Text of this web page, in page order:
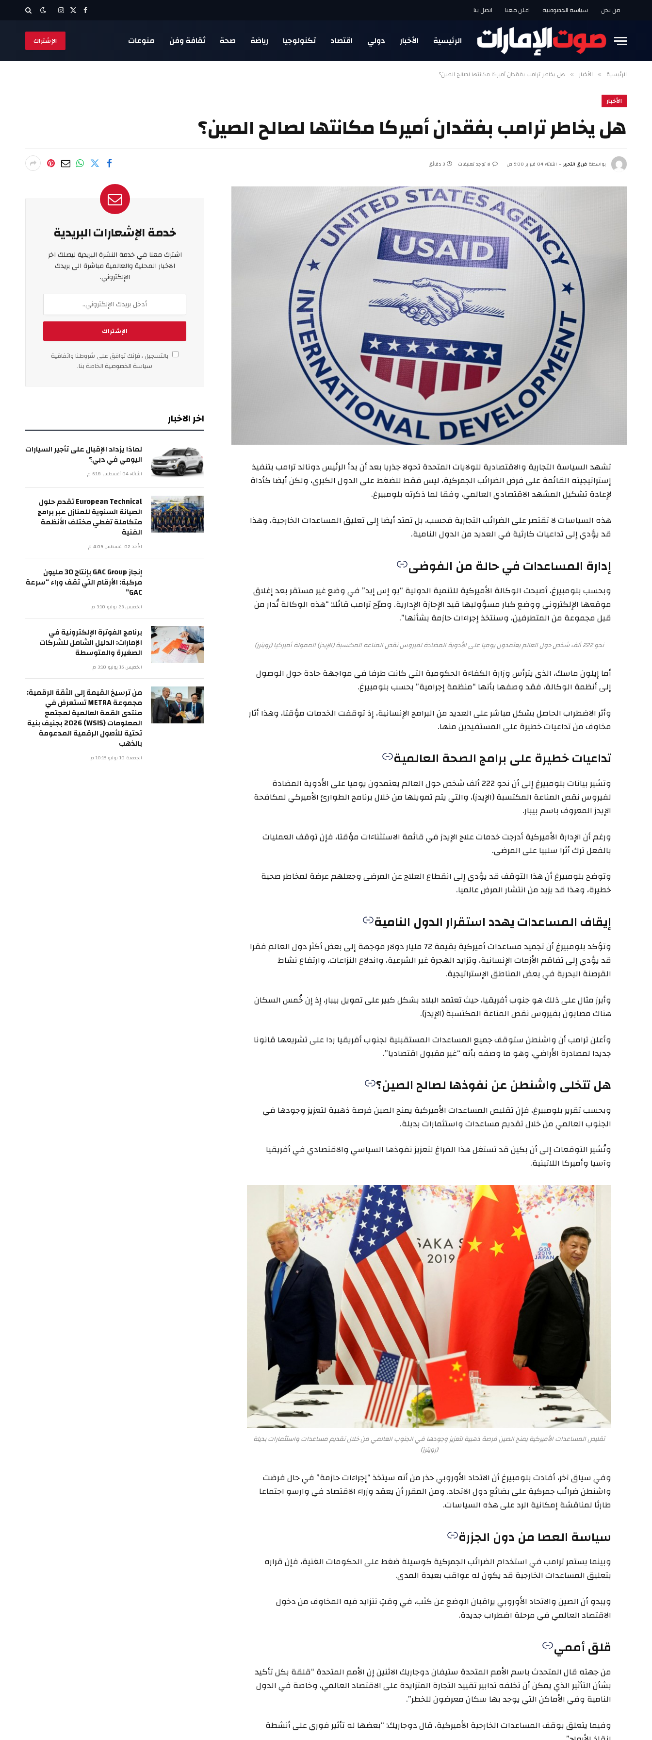
من نحن سياسة الخصوصية اعلن معنا اتصل بنا فيسبوك
X
الانستغرام
الرئيسية الأخبار دولي اقتصاد تكنولوجيا رياضة صحة ثقافة وفن منوعات الإشتراك
الرئيسية » الأخبار » هل يخاطر ترامب بفقدان أميركا مكانتها لصالح الصين؟
الأخبار
هل يخاطر ترامب بفقدان أميركا مكانتها لصالح الصين؟
بواسطة فريق التحرير الثلاثاء 04 فبراير 9:00 ص لا توجد تعليقات 3 دقائق
تشهد السياسة التجارية والاقتصادية للولايات المتحدة تحولا جذريا بعد أن بدأ الرئيس دونالد ترامب بتنفيذ
إستراتيجيته القائمة على فرض الضرائب الجمركية، ليس فقط للضغط على الدول الكبرى، ولكن أيضا كأداة
لإعادة تشكيل المشهد الاقتصادي العالمي، وفقا لما ذكرته بلومبيرغ.
هذه السياسات لا تقتصر على الضرائب التجارية فحسب، بل تمتد أيضا إلى تعليق المساعدات الخارجية، وهذا
قد يؤدي إلى تداعيات كارثية في العديد من الدول النامية.
إدارة المساعدات في حالة من الفوضى
وبحسب بلومبيرغ، أصبحت الوكالة الأميركية للتنمية الدولية “يو إس إيد” في وضع غير مستقر بعد إغلاق
موقعها الإلكتروني ووضع كبار مسؤوليها قيد الإجازة الإدارية. وصرّح ترامب قائلا: “هذه الوكالة تُدار من
قبل مجموعة من المتطرفين، وسنتخذ إجراءات حازمة بشأنها”.
نحو 222 ألف شخص حول العالم يعتمدون يوميا على الأدوية المضادة لفيروس نقص المناعة المكتسبة (الإيدز) الممولة أميركيا (رويترز)
أما إيلون ماسك، الذي يترأس وزارة الكفاءة الحكومية التي كانت طرفا في مواجهة حادة حول الوصول
إلى أنظمة الوكالة، فقد وصفها بأنها “منظمة إجرامية” بحسب بلومبيرغ.
وأثر الاضطراب الحاصل بشكل مباشر على العديد من البرامج الإنسانية، إذ توقفت الخدمات مؤقتا، وهذا أثار
مخاوف من تداعيات خطيرة على المستفيدين منها.
تداعيات خطيرة على برامج الصحة العالمية
وتشير بيانات بلومبيرغ إلى أن نحو 222 ألف شخص حول العالم يعتمدون يوميا على الأدوية المضادة
لفيروس نقص المناعة المكتسبة (الإيدز)، والتي يتم تمويلها من خلال برنامج الطوارئ الأميركي لمكافحة
الإيدز المعروف باسم بيبار.
ورغم أن الإدارة الأميركية أدرجت خدمات علاج الإيدز في قائمة الاستثناءات مؤقتا، فإن توقف العمليات
بالفعل ترك أثرا سلبيا على المرضى.
وتوضح بلومبيرغ أن هذا التوقف قد يؤدي إلى انقطاع العلاج عن المرضى وجعلهم عرضة لمخاطر صحية
خطيرة، وهذا قد يزيد من انتشار المرض عالميا.
إيقاف المساعدات يهدد استقرار الدول النامية
وتؤكد بلومبيرغ أن تجميد مساعدات أميركية بقيمة 72 مليار دولار موجهة إلى بعض أكثر دول العالم فقرا
قد يؤدي إلى تفاقم الأزمات الإنسانية، وتزايد الهجرة غير الشرعية، واندلاع النزاعات، وارتفاع نشاط
القرصنة البحرية في بعض المناطق الإستراتيجية.
وأبرز مثال على ذلك هو جنوب أفريقيا، حيث تعتمد البلاد بشكل كبير على تمويل بيبار، إذ إن خُمس السكان
هناك مصابون بفيروس نقص المناعة المكتسبة (الإيدز).
وأعلن ترامب أن واشنطن ستوقف جميع المساعدات المستقبلية لجنوب أفريقيا ردا على تشريعها قانونا
جديدا لمصادرة الأراضي، وهو ما وصفه بأنه “غير مقبول اقتصاديا”.
هل تتخلى واشنطن عن نفوذها لصالح الصين؟
وبحسب تقرير بلومبيرغ، فإن تقليص المساعدات الأميركية يمنح الصين فرصة ذهبية لتعزيز وجودها في
الجنوب العالمي من خلال تقديم مساعدات واستثمارات بديلة.
وتُشير التوقعات إلى أن بكين قد تستغل هذا الفراغ لتعزيز نفوذها السياسي والاقتصادي في أفريقيا
وآسيا وأميركا اللاتينية.
تقليص المساعدات الأميركية يمنح الصين فرصة ذهبية لتعزيز وجودها في الجنوب العالمي من خلال تقديم مساعدات واستثمارات بديلة
(رويترز)
وفي سياق آخر، أفادت بلومبيرغ أن الاتحاد الأوروبي حذر من أنه سيتخذ “إجراءات حازمة” في حال فرضت
واشنطن ضرائب جمركية على بضائع دول الاتحاد. ومن المقرر أن يعقد وزراء الاقتصاد في وارسو اجتماعا
طارئا لمناقشة إمكانية الرد على هذه السياسات.
سياسة العصا من دون الجزرة
وبينما يستمر ترامب في استخدام الضرائب الجمركية كوسيلة ضغط على الحكومات الغنية، فإن قراره
بتعليق المساعدات الخارجية قد يكون له عواقب بعيدة المدى.
ويبدو أن الصين والاتحاد الأوروبي يراقبان الوضع عن كثب، في وقتٍ تتزايد فيه المخاوف من دخول
الاقتصاد العالمي في مرحلة اضطراب جديدة.
قلق أممي
من جهته قال المتحدث باسم الأمم المتحدة ستيفان دوجاريك الاثنين إن الأمم المتحدة “قلقة بكل تأكيد
بشأن التأثير الذي يمكن أن تخلفه تدابير تقييد التجارة المتزايدة على الاقتصاد العالمي، وخاصة في الدول
النامية وفي الأماكن التي يوجد بها سكان معرضون للخطر”.
وفيما يتعلق بوقف المساعدات الخارجية الأميركية، قال دوجاريك: “بعضها له تأثير فوري على أنشطة
خدمة الإشعارات البريدية
اشترك معنا في خدمة النشرة البريدية ليصلك اخر
الاخبار المحلية والعالمية مباشرة الى بريدك
الإلكتروني.
بالتسجيل ، فإنك توافق على شروطنا واتفاقية
سياسة الخصوصية الخاصة بنا.
اخر الاخبار
لماذا يزداد الإقبال على تأجير السيارات
اليومي في دبي؟
الثلاثاء 04 أغسطس 6:18 م
European Technical تقدم حلول
الصيانة السنوية للمنازل عبر برامج
متكاملة تغطي مختلف الأنظمة
الفنية
الأحد 02 أغسطس 4:09 م
إنجاز GAC Group بإنتاج 30 مليون
مركبة: الأرقام التي تقف وراء “سرعة
GAC”
الخميس 23 يوليو 3:10 م
برنامج الفوترة الإلكترونية في
الإمارات: الدليل الشامل للشركات
الصغيرة والمتوسطة
الخميس 16 يوليو 3:10 م
من ترسيخ القيمة إلى الثقة الرقمية:
مجموعة METRA تستعرض في
منتدى القمة العالمية لمجتمع
المعلومات (WSIS) 2026 بجنيف بنية
تحتية للأصول الرقمية المدعومة
بالذهب
الجمعة 10 يوليو 10:19 م